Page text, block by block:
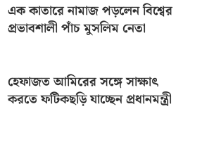
এক কাতারে নামাজ পড়লেন বিশ্বের
প্রভাবশালী পাঁচ মুসলিম নেতা
হেফাজত আমিরের সঙ্গে সাক্ষাৎ
করতে ফটিকছড়ি যাচ্ছেন প্রধানমন্ত্রী